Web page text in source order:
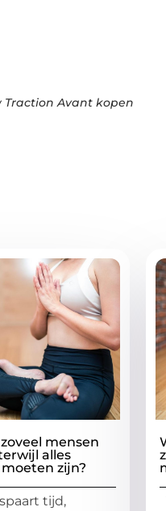
Traction Avant kopen
mensen
alles
zijn?
tijd,